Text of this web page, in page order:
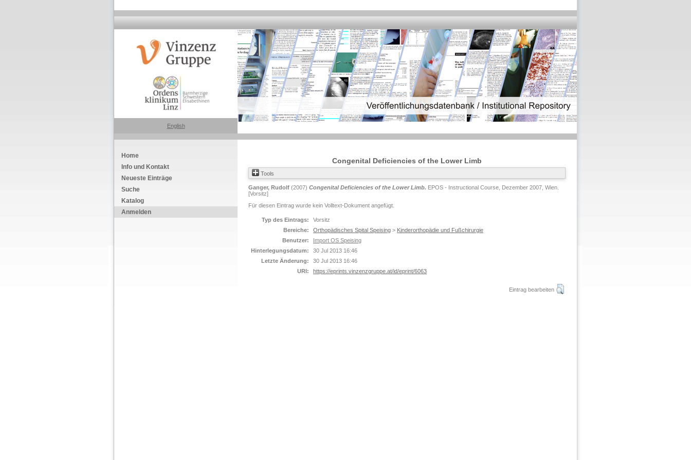
English
Home
Info und Kontakt
Neueste Einträge
Suche
Katalog
Anmelden
Congenital Deficiencies of the Lower Limb
Tools
Ganger, Rudolf (2007) Congenital Deficiencies of the Lower Limb. EPOS - Instructional Course, Dezember 2007, Wien.
[Vorsitz]
Für diesen Eintrag wurde kein Volltext-Dokument angefügt.
Typ des Eintrags:
Vorsitz
Bereiche:
Orthopädisches Spital Speising > Kinderorthopädie und Fußchirurgie
Benutzer:
Import OS Speising
Hinterlegungsdatum:
30 Jul 2013 16:46
Letzte Änderung:
30 Jul 2013 16:46
URI:
https://eprints.vinzenzgruppe.at/id/eprint/6063
Eintrag bearbeiten